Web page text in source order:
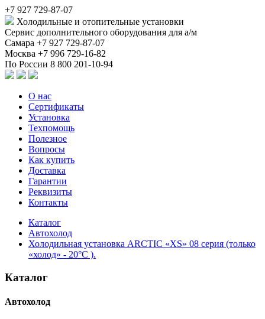
+7 927 729-87-07
Холодильные и отопительные установки
Сервис дополнительного оборудования для а/м
Самара +7 927 729-87-07
Москва +7 996 729-16-82
По России 8 800 201-10-94
О нас
Сертификаты
Установка
Техпомощь
Полезное
Вопросы
Как купить
Доставка
Гарантии
Реквизиты
Контакты
Каталог
Автохолод
Холодильная установка ARCTIC «XS» 08 серия (только
«холод» - 20°C ).
Каталог
Автохолод